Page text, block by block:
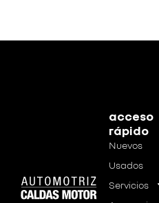
acceso
rápido
Nuevos
Usados
Servicios